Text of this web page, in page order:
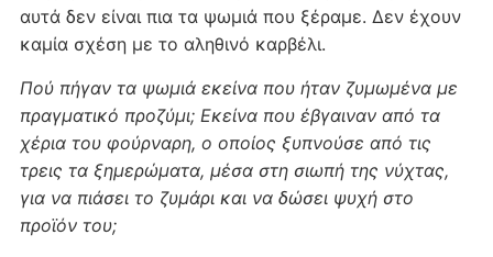
αυτά δεν είναι πια τα ψωμιά που ξέραμε. Δεν έχουν
καμία σχέση με το αληθινό καρβέλι.
Πού πήγαν τα ψωμιά εκείνα που ήταν ζυμωμένα με
πραγματικό προζύμι; Εκείνα που έβγαιναν από τα
χέρια του φούρναρη, ο οποίος ξυπνούσε από τις
τρεις τα ξημερώματα, μέσα στη σιωπή της νύχτας,
για να πιάσει το ζυμάρι και να δώσει ψυχή στο
προϊόν του;